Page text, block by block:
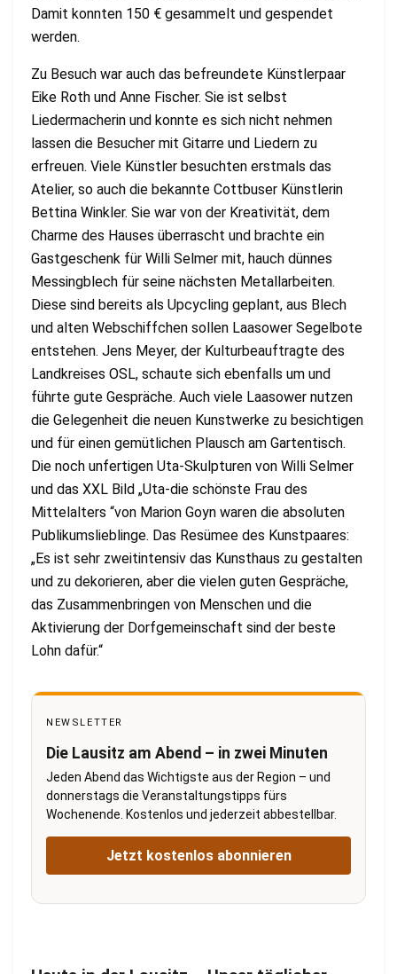
Damit konnten 150 € gesammelt und gespendet
werden.
Zu Besuch war auch das befreundete Künstlerpaar
Eike Roth und Anne Fischer. Sie ist selbst
Liedermacherin und konnte es sich nicht nehmen
lassen die Besucher mit Gitarre und Liedern zu
erfreuen. Viele Künstler besuchten erstmals das
Atelier, so auch die bekannte Cottbuser Künstlerin
Bettina Winkler. Sie war von der Kreativität, dem
Charme des Hauses überrascht und brachte ein
Gastgeschenk für Willi Selmer mit, hauch dünnes
Messingblech für seine nächsten Metallarbeiten.
Diese sind bereits als Upcycling geplant, aus Blech
und alten Webschiffchen sollen Laasower Segelbote
entstehen. Jens Meyer, der Kulturbeauftragte des
Landkreises OSL, schaute sich ebenfalls um und
führte gute Gespräche. Auch viele Laasower nutzen
die Gelegenheit die neuen Kunstwerke zu besichtigen
und für einen gemütlichen Plausch am Gartentisch.
Die noch unfertigen Uta-Skulpturen von Willi Selmer
und das XXL Bild „Uta-die schönste Frau des
Mittelalters “von Marion Goyn waren die absoluten
Publikumslieblinge. Das Resümee des Kunstpaares:
„Es ist sehr zweitintensiv das Kunsthaus zu gestalten
und zu dekorieren, aber die vielen guten Gespräche,
das Zusammenbringen von Menschen und die
Aktivierung der Dorfgemeinschaft sind der beste
Lohn dafür.“
NEWSLETTER
Die Lausitz am Abend – in zwei Minuten
Jeden Abend das Wichtigste aus der Region – und
donnerstags die Veranstaltungstipps fürs
Wochenende. Kostenlos und jederzeit abbestellbar.
Jetzt kostenlos abonnieren